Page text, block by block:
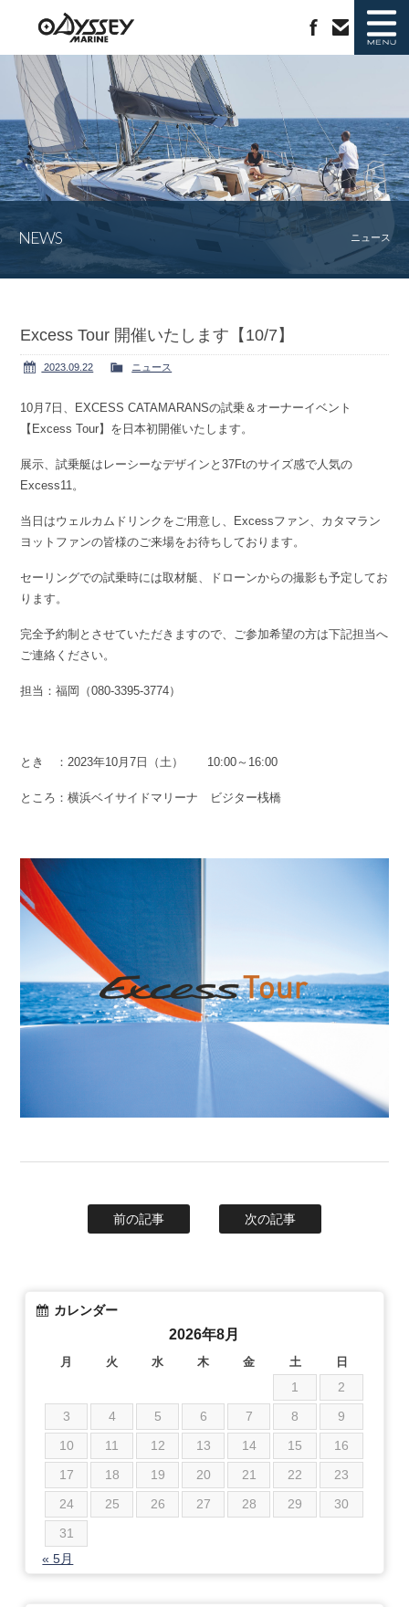
ニュース
中古艇情報 ラインナップ
ジャノー社について 会社概要
NEWS ニュース
Excess Tour 開催いたします【10/7】
2023.09.22 ニュース
10月7日、EXCESS CATAMARANSの試乗＆オーナーイベント
【Excess Tour】を日本初開催いたします。
展示、試乗艇はレーシーなデザインと37Ftのサイズ感で人気の
Excess11。
当日はウェルカムドリンクをご用意し、Excessファン、カタマラン
ヨットファンの皆様のご来場をお待ちしております。
セーリングでの試乗時には取材艇、ドローンからの撮影も予定してお
ります。
完全予約制とさせていただきますので、ご参加希望の方は下記担当へ
ご連絡ください。
担当：福岡（080-3395-3774）
とき ：2023年10月7日（土） 10:00～16:00
ところ：横浜ベイサイドマリーナ ビジター桟橋
前の記事 次の記事
カレンダー
2026年8月
月 火 水 木 金 土 日
1
2
3
4 5 6 7 8
9
10
11 12 13 14 15
16
17
18 19 20 21 22
23
24
25 26 27 28 29
30
31
« 5月